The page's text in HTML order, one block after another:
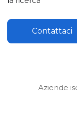
Contattaci
Aziende